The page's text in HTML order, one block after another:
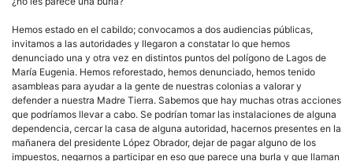
Hemos estado en el cabildo; convocamos a dos audiencias públicas,
invitamos a las autoridades y llegaron a constatar lo que hemos
denunciado una y otra vez en distintos puntos del polígono de Lagos de
María Eugenia. Hemos reforestado, hemos denunciado, hemos tenido
asambleas para ayudar a la gente de nuestras colonias a valorar y
defender a nuestra Madre Tierra. Sabemos que hay muchas otras acciones
que podríamos llevar a cabo. Se podrían tomar las instalaciones de alguna
dependencia, cercar la casa de alguna autoridad, hacernos presentes en la
mañanera del presidente López Obrador, dejar de pagar alguno de los
impuestos, negarnos a participar en eso que parece una burla y que llaman